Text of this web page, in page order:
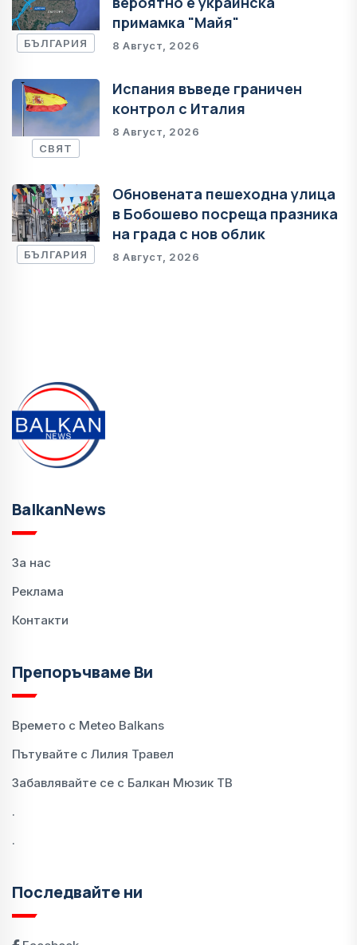
БЪЛГАРИЯ
примамка "Майя"
8 Август, 2026
СВЯТ
Испания въведе граничен
контрол с Италия
8 Август, 2026
БЪЛГАРИЯ
Обновената пешеходна улица
в Бобошево посреща празника
на града с нов облик
8 Август, 2026
BalkanNews
За нас
Реклама
Контакти
Препоръчваме Ви
Времето с Meteo Balkans
Пътувайте с Лилия Травел
Забавлявайте се с Балкан Мюзик ТВ
.
.
Последвайте ни